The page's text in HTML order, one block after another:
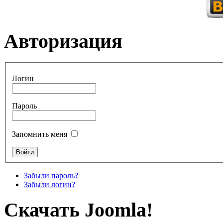
Авторизация
Логин
Пароль
Запомнить меня
Забыли пароль?
Забыли логин?
Скачать Joomla!